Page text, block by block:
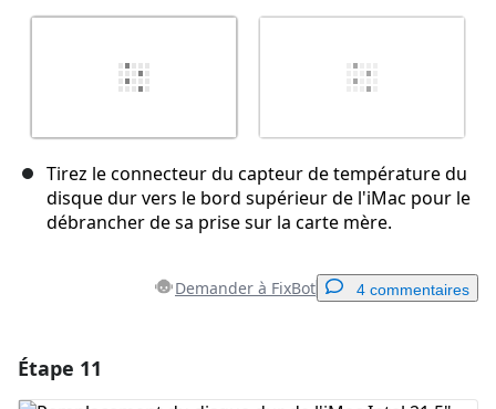
Tirez le connecteur du capteur de température du
disque dur vers le bord supérieur de l'iMac pour le
débrancher de sa prise sur la carte mère.
Demander à FixBot 4 commentaires
Étape 11